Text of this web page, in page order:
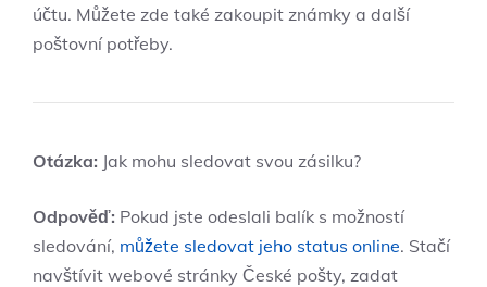
účtu. Můžete zde také zakoupit známky a další
poštovní potřeby.
Otázka: Jak mohu sledovat svou zásilku?
Odpověď: Pokud jste odeslali balík s možností
sledování, můžete sledovat jeho status online. Stačí
navštívit webové stránky České pošty, zadat